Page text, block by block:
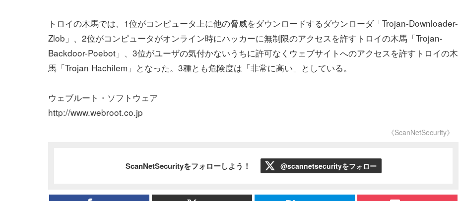
トロイの木馬では、1位がコンピュータ上に他の脅威をダウンロードするダウンローダ「Trojan-Downloader-
Zlob」、2位がコンピュータがオンライン時にハッカーに無制限のアクセスを許すトロイの木馬「Trojan-
Backdoor-Poebot」、3位がユーザの気付かないうちに許可なくウェブサイトへのアクセスを許すトロイの木
馬「Trojan Hachilem」となった。3種とも危険度は「非常に高い」としている。
ウェブルート・ソフトウェア
http://www.webroot.co.jp
《ScanNetSecurity》
ScanNetSecurityをフォローしよう！ @scannetsecurityをフォロー